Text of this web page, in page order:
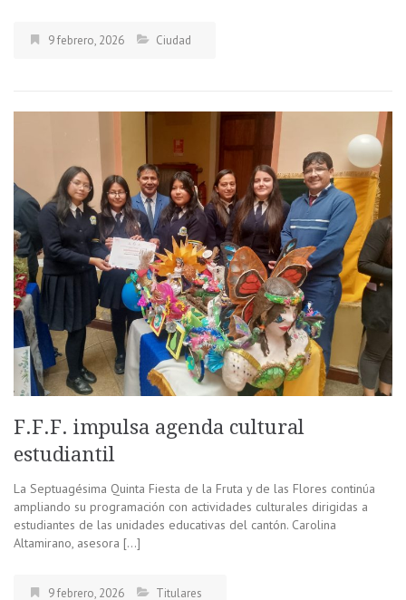
9 febrero, 2026 Ciudad
F.F.F. impulsa agenda cultural
estudiantil
La Septuagésima Quinta Fiesta de la Fruta y de las Flores continúa
ampliando su programación con actividades culturales dirigidas a
estudiantes de las unidades educativas del cantón. Carolina
Altamirano, asesora […]
9 febrero, 2026 Titulares